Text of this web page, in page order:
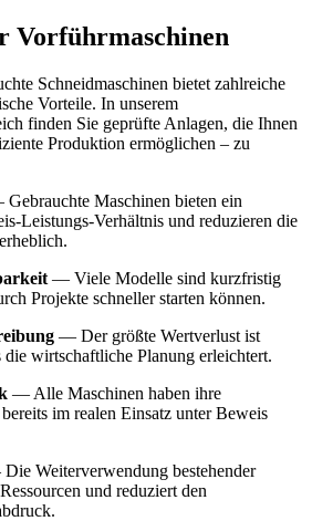
Vorführmaschinen
Schneidmaschinen bietet zahlreiche
Vorteile. In unserem
finden Sie geprüfte Anlagen, die Ihnen
Produktion ermöglichen – zu
Maschinen bieten ein
Leistungs-Verhältnis und reduzieren die
— Viele Modelle sind kurzfristig
Projekte schneller starten können.
— Der größte Wertverlust ist
die wirtschaftliche Planung erleichtert.
— Alle Maschinen haben ihre
im realen Einsatz unter Beweis
Weiterverwendung bestehender
und reduziert den